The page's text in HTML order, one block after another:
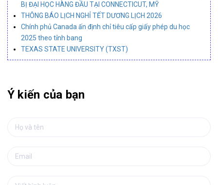
BỊ ĐẠI HỌC HÀNG ĐẦU TẠI CONNECTICUT, MỸ
THÔNG BÁO LỊCH NGHỈ TẾT DƯƠNG LỊCH 2026
Chính phủ Canada ấn định chỉ tiêu cấp giấy phép du học
2025 theo tỉnh bang
TEXAS STATE UNIVERSITY (TXST)
Ý kiến của bạn